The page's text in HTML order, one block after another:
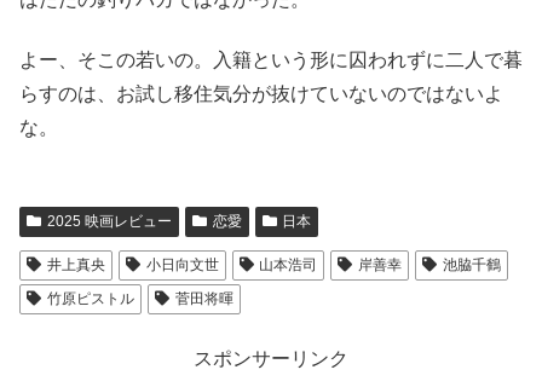
よー、そこの若いの。入籍という形に囚われずに二人で暮
らすのは、お試し移住気分が抜けていないのではないよ
な。
2025 映画レビュー 恋愛 日本
井上真央 小日向文世 山本浩司 岸善幸
池脇千鶴
竹原ピストル
菅田将暉
スポンサーリンク